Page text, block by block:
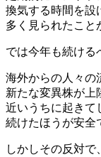
換気する時間を設
多く見られたこと
では今年も続け
海外からの人々の
新たな変異株が上
近いうちに起きて
続けたほうが安全
しかしその反対で、